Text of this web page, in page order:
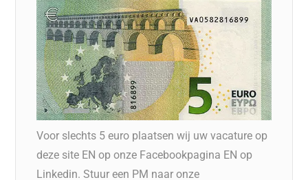
Voor slechts 5 euro plaatsen wij uw vacature op
deze site EN op onze Facebookpagina EN op
Linkedin. Stuur een PM naar onze